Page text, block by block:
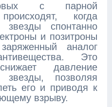
с парной
когда
спонтанно
и позитроны
аналог
Это
давление
звезды, позволяя
его и приводя к
взрыву.